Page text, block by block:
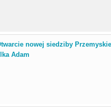
nowej siedziby
Adam